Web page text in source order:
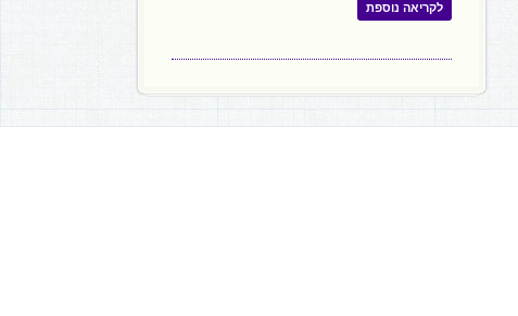
לקריאה נוספת